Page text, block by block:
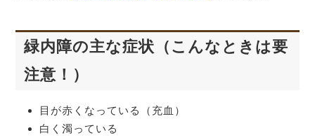
緑内障の主な症状（こんなときは要
注意！）
目が赤くなっている（充血）
白く濁っている